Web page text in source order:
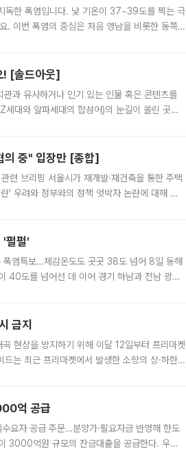
독한 폭염입니다. 낮 기온이 37~39도를 찍는 극
. 이번 폭염의 중심은 처음 영남을 비롯한 동쪽
! [솔드아웃]
과 유사하거나 인기 있는 인물 혹은 콘텐츠를
대와 알파세대의 합성어)의 눈길이 쏠린 곳은
의 중" 입장만 [종합]
련 브리핑 서울시가 재개발·재건축을 통한 주택
' 우려와 정부와의 정책 엇박자 논란에 대해 정
펄펄'
염특보…체감온도도 곳곳 38도 넘어 8일 동해
40도를 넘어선 데 이어 경기 하남과 전남 광양
금지
현상을 방지하기 위해 이달 12일부터 프리마켓
는 최근 프리마켓에서 발생한 소량의 상·하한
억 공급
요자 공급 주문…분양가·필요자금 반영해 한도
3000억원 규모의 잔금대출을 공급한다. 우리